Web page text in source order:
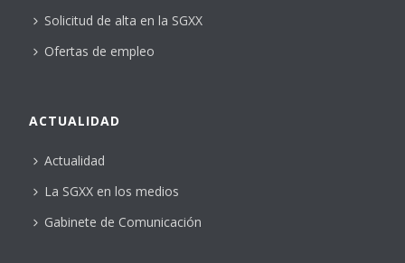
Solicitud de alta en la SGXX
Ofertas de empleo
ACTUALIDAD
Actualidad
La SGXX en los medios
Gabinete de Comunicación